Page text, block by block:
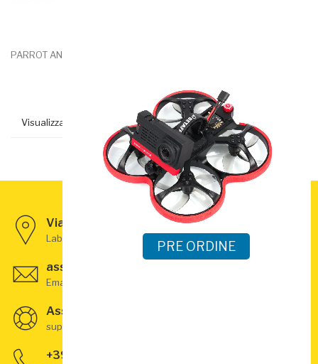
PARROT ANAFI WORK
Visualizzati 1-1 su 1 articoli
Via Monte Misone 85, Riva del Garda - TN
Laboratorio Tecnico
assistenza@jtdrone.com
Email supporto
Assistenza Tecnica Droni
supporto dedicato al tuo progetto
+39 0464 55 77 76
PRE ORDINE